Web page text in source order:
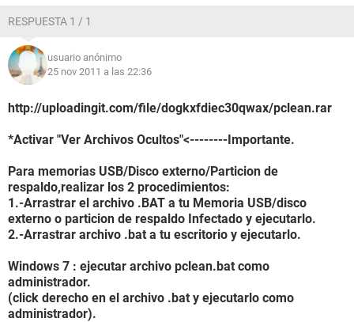
RESPUESTA 1 / 1
usuario anónimo
25 nov 2011 a las 22:36
http://uploadingit.com/file/dogkxfdiec30qwax/pclean.rar
*Activar "Ver Archivos Ocultos"<--------Importante.
Para memorias USB/Disco externo/Particion de
respaldo,realizar los 2 procedimientos:
1.-Arrastrar el archivo .BAT a tu Memoria USB/disco
externo o particion de respaldo Infectado y ejecutarlo.
2.-Arrastrar archivo .bat a tu escritorio y ejecutarlo.
Windows 7 : ejecutar archivo pclean.bat como
administrador.
(click derecho en el archivo .bat y ejecutarlo como
administrador).